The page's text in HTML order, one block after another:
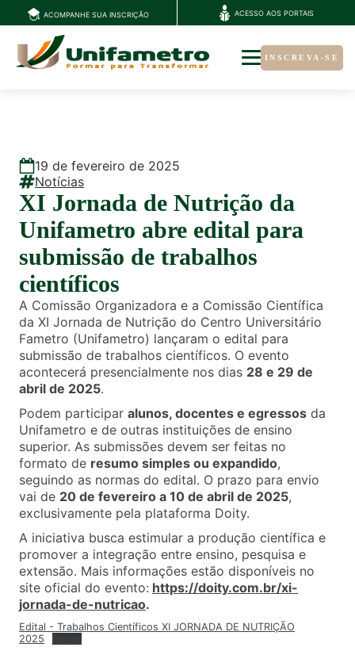
ACOMPANHE SUA INSCRIÇÃO ACESSO AOS PORTAIS
INSCREVA-SE
19 de fevereiro de 2025
Notícias
XI Jornada de Nutrição da
Unifametro abre edital para
submissão de trabalhos
científicos
A Comissão Organizadora e a Comissão Científica
da XI Jornada de Nutrição do Centro Universitário
Fametro (Unifametro) lançaram o edital para
submissão de trabalhos científicos. O evento
acontecerá presencialmente nos dias 28 e 29 de
abril de 2025.
Podem participar alunos, docentes e egressos da
Unifametro e de outras instituições de ensino
superior. As submissões devem ser feitas no
formato de resumo simples ou expandido,
seguindo as normas do edital. O prazo para envio
vai de 20 de fevereiro a 10 de abril de 2025,
exclusivamente pela plataforma Doity.
A iniciativa busca estimular a produção científica e
promover a integração entre ensino, pesquisa e
extensão. Mais informações estão disponíveis no
site oficial do evento: https://doity.com.br/xi-
jornada-de-nutricao.
Edital - Trabalhos Científicos XI JORNADA DE NUTRIÇÃO
2025